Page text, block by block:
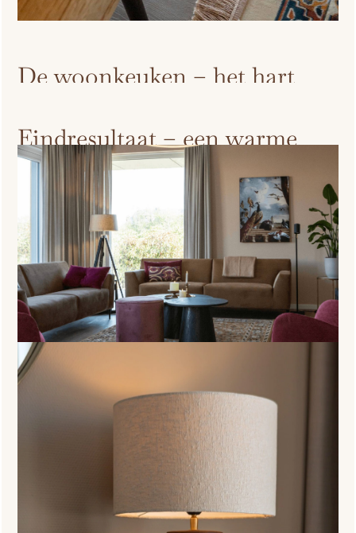
De woonkeuken – het hart
Eindresultaat – een warme
thuisomgeving